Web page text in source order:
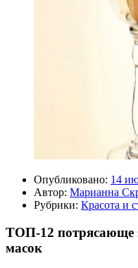
Опубликовано: 14
Автор: Марианна
Рубрики: Красота и
ТОП-12 потрясающе
масок